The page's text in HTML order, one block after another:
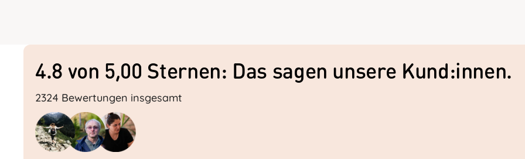
4.8 von 5,00 Sternen: Das sagen unsere Kund:innen.
2324 Bewertungen insgesamt